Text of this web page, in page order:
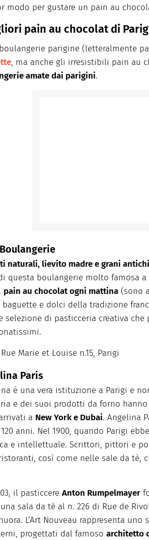
modo per gustare un pain au
pain au chocolat di
parigine (letteralmente
, ma anche gli irresistibili pain au
amate dai parigini.
naturali, lievito madre e grani antichi
questa boulangerie molto famosa a
pain au chocolat ogni mattina (sono
baguette e dolci della tradizione
selezione di pasticceria creativa
Marie et Louise n.15, Parigi
Paris
è una vera istituzione a Parigi e
e dei suoi prodotti da forno
a New York e Dubai. Angelina
anni. Nel 1900, quando Parigi
e intellettuale. Scrittori, pittori e
così come nelle sale da tè,
il pasticcere Anton Rumpelmayer
una sala da tè al n. 226 di Rue de
L’Art Nouveau rappresenta uno
progettati dal famoso architetto